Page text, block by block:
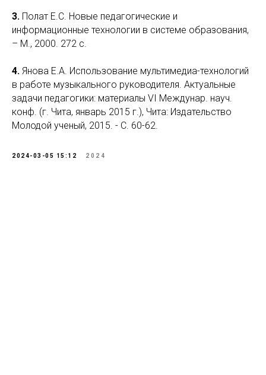
3. Полат Е.С. Новые педагогические и
информационные технологии в системе образования,
– М., 2000. 272 с.
4. Янова Е.А. Использование мультимедиа-технологий
в работе музыкального руководителя. Актуальные
задачи педагогики: материалы VI Междунар. науч.
конф. (г. Чита, январь 2015 г.), Чита: Издательство
Молодой ученый, 2015. - С. 60-62.
2024-03-05 15:12 2024